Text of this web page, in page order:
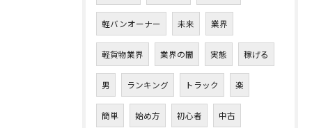
軽バンオーナー 未来 業界
軽貨物業界 業界の闇 実態 稼げる
男 ランキング トラック 楽
簡単 始め方 初心者 中古